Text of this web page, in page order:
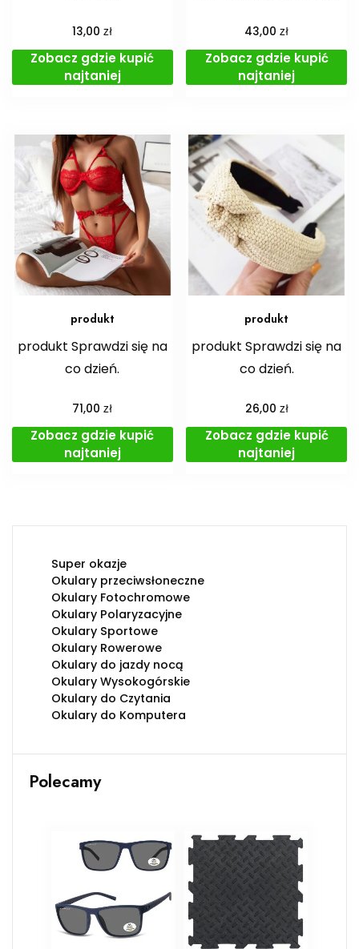
13,00zł
Zobacz gdzie kupić
najtaniej
43,00zł
Zobacz gdzie kupić
najtaniej
produkt
produkt Sprawdzi się na
co dzień.
71,00zł
Zobacz gdzie kupić
najtaniej
produkt
produkt Sprawdzi się na
co dzień.
26,00 zł
Zobacz gdzie kupić
najtaniej
Super okazje
Okulary przeciwsłoneczne
Okulary Fotochromowe
Okulary Polaryzacyjne
Okulary Sportowe
Okulary Rowerowe
Okulary do jazdy nocą
Okulary Wysokogórskie
Okulary do Czytania
Okulary do Komputera
Polecamy